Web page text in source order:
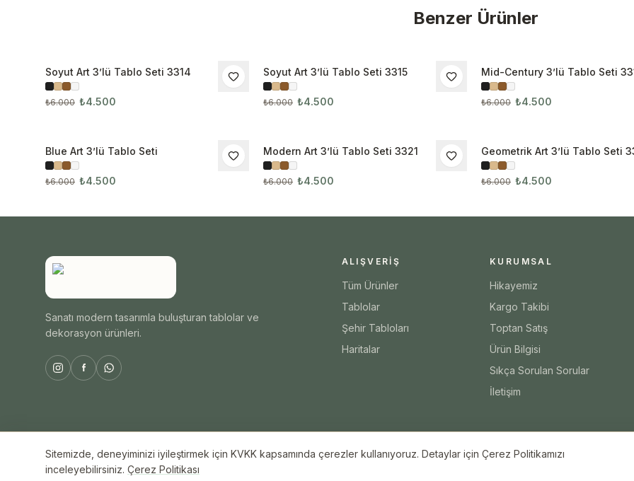
Benzer Ürünler
İNDIRIM
Soyut Art 3’lü Tablo Seti 3314
₺6.000 ₺4.500
İNDIRIM
Soyut Art 3’lü Tablo Seti 3315
₺6.000 ₺4.500
İNDIRIM
Mid-Century 3’lü Tablo Seti
₺6.000 ₺4.500
İNDIRIM
Blue Art 3’lü Tablo Seti
₺6.000 ₺4.500
İNDIRIM
Modern Art 3’lü Tablo Seti 3321
₺6.000 ₺4.500
İNDIRIM
Geometrik Art 3’lü Tablo Seti
₺6.000 ₺4.500
Sanatı modern tasarımla buluşturan tablolar ve
dekorasyon ürünleri.
ALIŞVERIŞ
Tüm Ürünler
Tablolar
Şehir Tabloları
Haritalar
KURUMSAL
Hikayemiz
Kargo Takibi
Toptan Satış
Ürün Bilgisi
Sıkça Sorulan Sorular
İletişim
© 2026 ByAli Home. Tüm hakları saklıdır.
Sitemizde, deneyiminizi iyileştirmek için KVKK kapsamında çerezler kullanıyoruz. Detaylar için Çerez Politikamızı
inceleyebilirsiniz. Çerez Politikası